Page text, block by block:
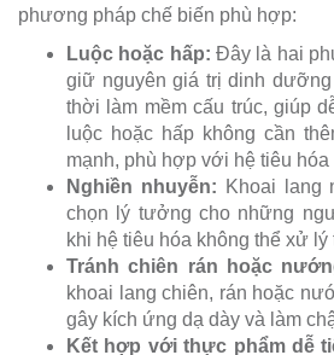
phương pháp chế biến phù hợp:
Luộc hoặc hấp: Đây là hai
giữ nguyên giá trị dinh
thời làm mềm cấu trúc, giúp
luộc hoặc hấp không cần
mạnh, phù hợp với hệ tiêu hóa
Nghiền nhuyễn: Khoai lang
chọn lý tưởng cho những
khi hệ tiêu hóa không thể xử lý
Tránh chiên rán hoặc
khoai lang chiên, rán hoặc
gây kích ứng dạ dày và làm
Kết hợp với thực phẩm dễ